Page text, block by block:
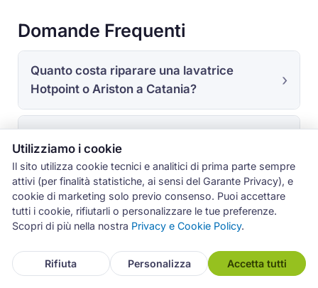
Domande Frequenti
Quanto costa riparare una lavatrice
Hotpoint o Ariston a Catania?
garanzia?
In quanto tempo intervenite?
Cosa significa il codice F05 sulla mia
lavatrice Hotpoint-Ariston?
Utilizziamo i cookie
Il sito utilizza cookie tecnici e analitici di prima parte sempre
attivi (per finalità statistiche, ai sensi del Garante Privacy), e
cookie di marketing solo previo consenso. Puoi accettare
tutti i cookie, rifiutarli o personalizzare le tue preferenze.
Scopri di più nella nostra Privacy e Cookie Policy.
Rifiuta Personalizza Accetta tutti